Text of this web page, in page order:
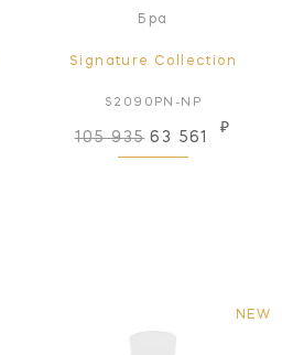
Бра
Signature Collection
S2090PN-NP
105 935 63 561
₽
NEW